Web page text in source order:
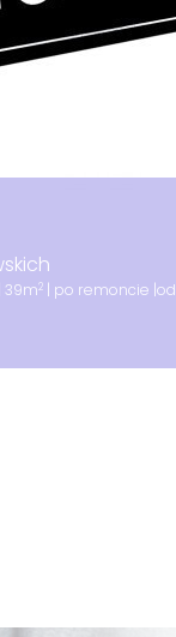
39m2 | po remoncie |od